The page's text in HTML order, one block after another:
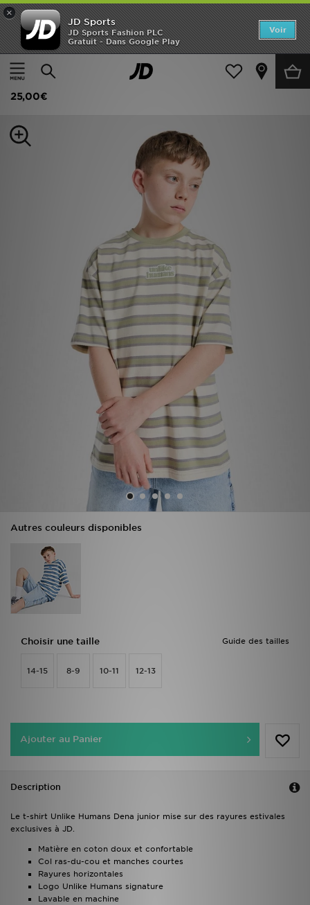
×
JD Sports
JD Sports Fashion PLC
Gratuit - Dans Google Play
Voir
Accueil
Enfant Vêtements Junior (8-15 ans) T-Shirts et Polos
Unlike Humans T-shirt Dena Junior
25,00€
Autres couleurs disponibles
Guide des tailles
Choisir une taille
14-15 8-9 10-11 12-13
Ajouter au Panier
Description
Le t-shirt Unlike Humans Dena junior mise sur des rayures estivales
exclusives à JD.
Matière en coton doux et confortable
Col ras-du-cou et manches courtes
Rayures horizontales
Logo Unlike Humans signature
Lavable en machine
Accueil
Nouveautés
Enfant
Suivre Ma Commande
Télécharge l'Appli